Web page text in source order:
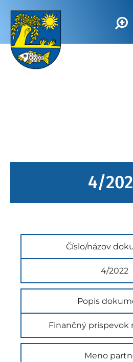
4/
Číslo/názov
4/2022
Popis
Finančný príspevok
Meno